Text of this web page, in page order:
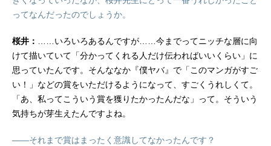
ってなんだったのでしょうか。
桜井：
……いろいろあるんですが……今までってニッチな層に向
けて描いていて「分かってくれる人だけ伝わればいいくらい」に
思っていたんです。そんななか『僕ヤバ』で「このマンガがすご
い！」などの賞をいただけるようになって、すごくうれしくて。
「あ、私ってこういう賞を獲りたかったんだな」って。そういう
気持ちが芽生えたんですよね。
――それまで賞はまったく意識してなかったんです？